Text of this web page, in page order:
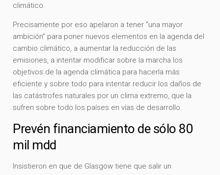
climático.
Precisamente por eso apelaron a tener “una mayor
ambición” para poner nuevos elementos en la agenda del
cambio climático, a aumentar la reducción de las
emisiones, a intentar modificar sobre la marcha los
objetivos de la agenda climática para hacerla más
eficiente y sobre todo para intentar reducir los daños de
las catástrofes naturales por un clima extremo, que la
sufren sobre todo los países en vías de desarrollo.
Prevén financiamiento de sólo 80
mil mdd
Insistieron en que de Glasgow tiene que salir un